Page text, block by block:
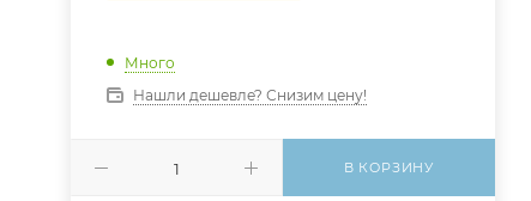
Много
Нашли дешевле? Снизим цену!
В КОРЗИНУ